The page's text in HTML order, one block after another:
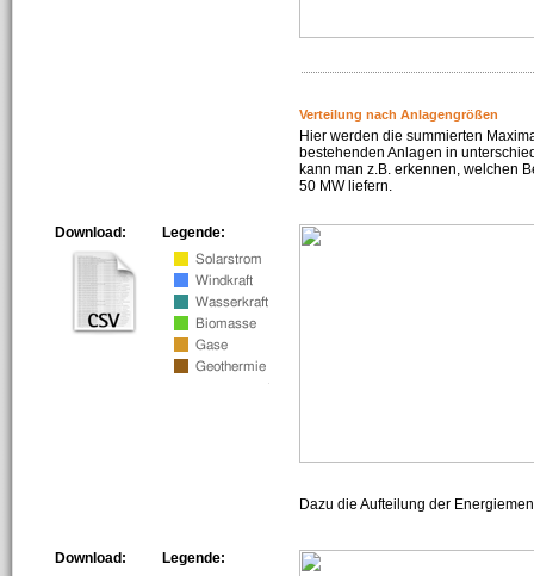
Verteilung nach Anlagengrößen
Hier werden die summierten
bestehenden Anlagen in
kann man z.B. erkennen, welchen
50 MW liefern.
Legende:
Download:
Dazu die Aufteilung der
Legende:
Download: